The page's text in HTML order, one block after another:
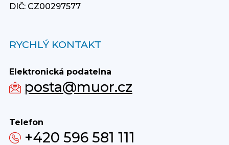
DIČ: CZ00297577
RYCHLÝ KONTAKT
Elektronická podatelna
posta@muor.cz
Telefon
+420 596 581 111